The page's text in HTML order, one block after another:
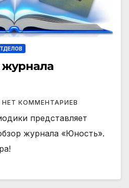
НЕТ КОММЕНТАРИЕВ
представляет
журнала «Юность».